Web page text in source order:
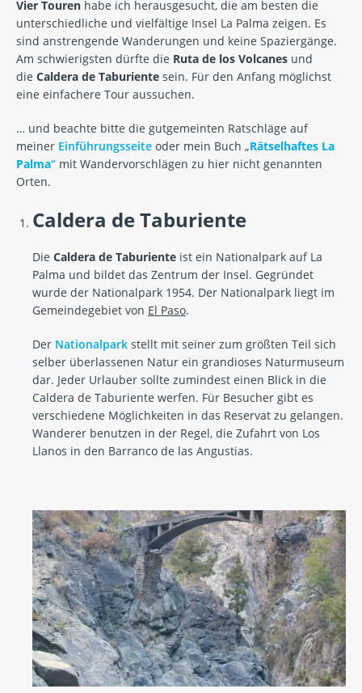
Vier Touren habe ich herausgesucht, die am besten die
unterschiedliche und vielfältige Insel La Palma zeigen. Es
sind anstrengende Wanderungen und keine Spaziergänge.
Am schwierigsten dürfte die Ruta de los Volcanes und
die Caldera de Taburiente sein. Für den Anfang möglichst
eine einfachere Tour aussuchen.
… und beachte bitte die gutgemeinten Ratschläge auf
meiner Einführungsseite oder mein Buch „Rätselhaftes La
Palma“ mit Wandervorschlägen zu hier nicht genannten
Orten.
Caldera de Taburiente
Die Caldera de Taburiente ist ein Nationalpark auf La
Palma und bildet das Zentrum der Insel. Gegründet
wurde der Nationalpark 1954. Der Nationalpark liegt im
Gemeindegebiet von El Paso.
Der Nationalpark stellt mit seiner zum größten Teil sich
selber überlassenen Natur ein grandioses Naturmuseum
dar. Jeder Urlauber sollte zumindest einen Blick in die
Caldera de Taburiente werfen. Für Besucher gibt es
verschiedene Möglichkeiten in das Reservat zu gelangen.
Wanderer benutzen in der Regel, die Zufahrt von Los
Llanos in den Barranco de las Angustias.